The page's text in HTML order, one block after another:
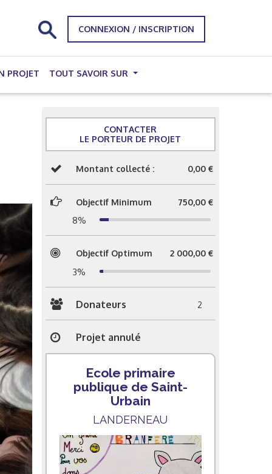
CONNEXION / INSCRIPTION
PROJET TOUT SAVOIR SUR
CONTACTER
LE PORTEUR DE PROJET
Montant collecté : 0,00 €
Objectif Minimum 750,00 €
8%
Objectif Optimum 2 000,00 €
3%
Donateurs 2
Projet annulé
Ecole primaire
publique de Saint-
Urbain
LANDERNEAU